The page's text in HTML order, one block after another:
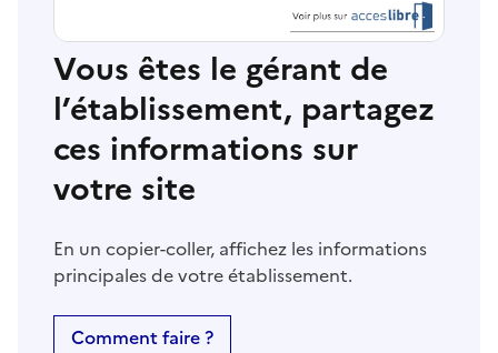
Vous êtes le gérant de
l’établissement, partagez
ces informations sur
votre site
En un copier-coller, affichez les informations
principales de votre établissement.
Comment faire ?